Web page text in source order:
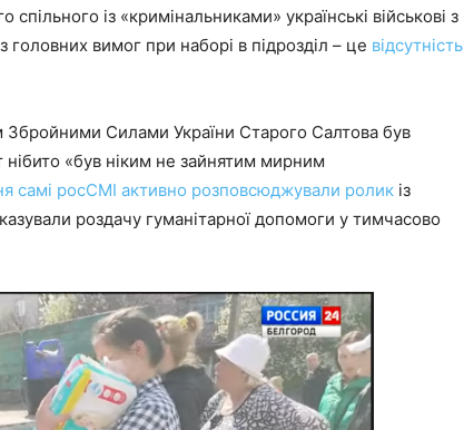
спільного із «кримінальниками» українські військові з
головних вимог при наборі в підрозділ – це відсутність
Збройними Силами України Старого Салтова був
«був ніким не зайнятим мирним
самі росСМІ активно розповсюджували ролик із
роздачу гуманітарної допомоги у тимчасово